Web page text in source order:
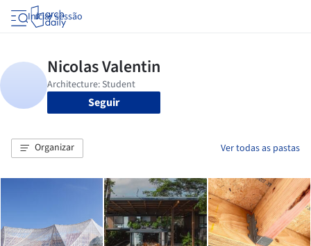
Iniciar sessão
Seguir
Organizar Ver todas as pastas